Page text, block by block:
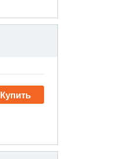
Купить